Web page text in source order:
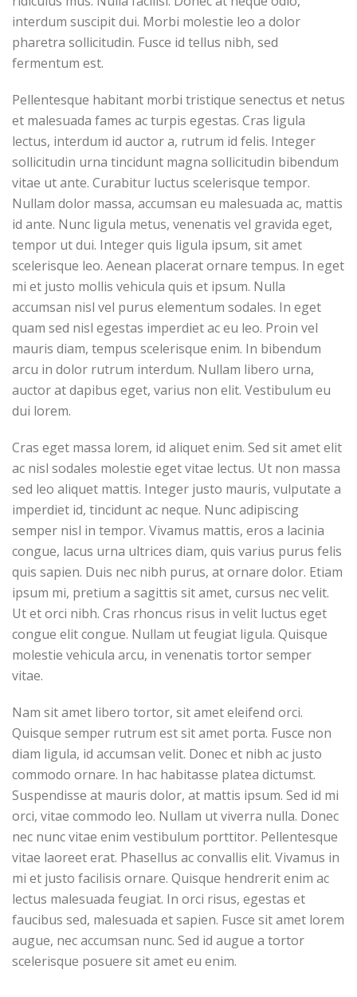
interdum suscipit dui. Morbi molestie leo a dolor
pharetra sollicitudin. Fusce id tellus nibh, sed
fermentum est.
Pellentesque habitant morbi tristique senectus et netus
et malesuada fames ac turpis egestas. Cras ligula
lectus, interdum id auctor a, rutrum id felis. Integer
sollicitudin urna tincidunt magna sollicitudin bibendum
vitae ut ante. Curabitur luctus scelerisque tempor.
Nullam dolor massa, accumsan eu malesuada ac, mattis
id ante. Nunc ligula metus, venenatis vel gravida eget,
tempor ut dui. Integer quis ligula ipsum, sit amet
scelerisque leo. Aenean placerat ornare tempus. In eget
mi et justo mollis vehicula quis et ipsum. Nulla
accumsan nisl vel purus elementum sodales. In eget
quam sed nisl egestas imperdiet ac eu leo. Proin vel
mauris diam, tempus scelerisque enim. In bibendum
arcu in dolor rutrum interdum. Nullam libero urna,
auctor at dapibus eget, varius non elit. Vestibulum eu
dui lorem.
Cras eget massa lorem, id aliquet enim. Sed sit amet elit
ac nisl sodales molestie eget vitae lectus. Ut non massa
sed leo aliquet mattis. Integer justo mauris, vulputate a
imperdiet id, tincidunt ac neque. Nunc adipiscing
semper nisl in tempor. Vivamus mattis, eros a lacinia
congue, lacus urna ultrices diam, quis varius purus felis
quis sapien. Duis nec nibh purus, at ornare dolor. Etiam
ipsum mi, pretium a sagittis sit amet, cursus nec velit.
Ut et orci nibh. Cras rhoncus risus in velit luctus eget
congue elit congue. Nullam ut feugiat ligula. Quisque
molestie vehicula arcu, in venenatis tortor semper
vitae.
Nam sit amet libero tortor, sit amet eleifend orci.
Quisque semper rutrum est sit amet porta. Fusce non
diam ligula, id accumsan velit. Donec et nibh ac justo
commodo ornare. In hac habitasse platea dictumst.
Suspendisse at mauris dolor, at mattis ipsum. Sed id mi
orci, vitae commodo leo. Nullam ut viverra nulla. Donec
nec nunc vitae enim vestibulum porttitor. Pellentesque
vitae laoreet erat. Phasellus ac convallis elit. Vivamus in
mi et justo facilisis ornare. Quisque hendrerit enim ac
lectus malesuada feugiat. In orci risus, egestas et
faucibus sed, malesuada et sapien. Fusce sit amet lorem
augue, nec accumsan nunc. Sed id augue a tortor
scelerisque posuere sit amet eu enim.